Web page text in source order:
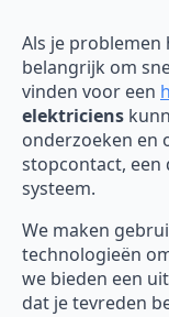
Als je problemen
belangrijk om
vinden voor een
elektriciens
onderzoeken en
stopcontact, een
systeem.
We maken
technologieën
we bieden een
dat je tevreden